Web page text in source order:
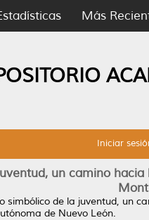
Más
Iniciar
un camino
simbólico de la juventud, un
de Nuevo León.